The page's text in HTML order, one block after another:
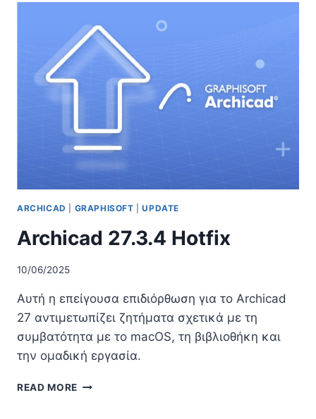
ARCHICAD GRAPHISOFT |UPDATE
Archicad 27.3.4 Hotfix
10/06/2025
Αυτή η επείγουσα επιδιόρθωση για το Archicad
27 αντιμετωπίζει ζητήματα σχετικά με τη
συμβατότητα με το macOS, τη βιβλιοθήκη και
την ομαδική εργασία.
READ MORE ARCHICAD